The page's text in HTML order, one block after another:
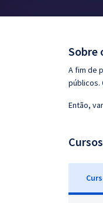
Conteúdo gratuito
Sobre
A fim de
públicos.
Então,